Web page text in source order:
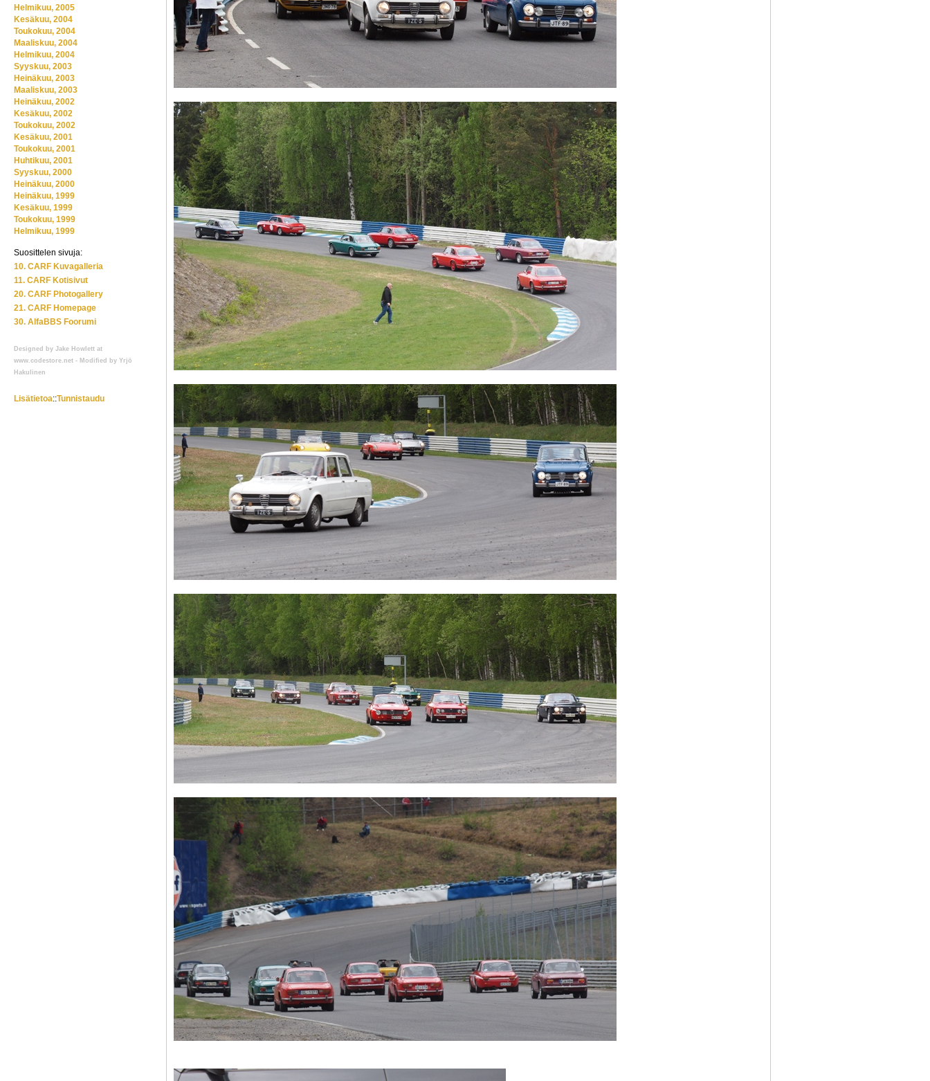
Helmikuu, 2005
Kesäkuu, 2004
Toukokuu, 2004
Maaliskuu, 2004
Helmikuu, 2004
Syyskuu, 2003
Heinäkuu, 2003
Maaliskuu, 2003
Heinäkuu, 2002
Kesäkuu, 2002
Toukokuu, 2002
Kesäkuu, 2001
Toukokuu, 2001
Huhtikuu, 2001
Syyskuu, 2000
Heinäkuu, 2000
Heinäkuu, 1999
Kesäkuu, 1999
Toukokuu, 1999
Helmikuu, 1999
Suosittelen sivuja:
10. CARF Kuvagalleria
11. CARF Kotisivut
20. CARF Photogallery
21. CARF Homepage
30. AlfaBBS Foorumi
Designed by Jake Howlett at
www.codestore.net - Modified by Yrjö
Hakulinen
Lisätietoa::Tunnistaudu